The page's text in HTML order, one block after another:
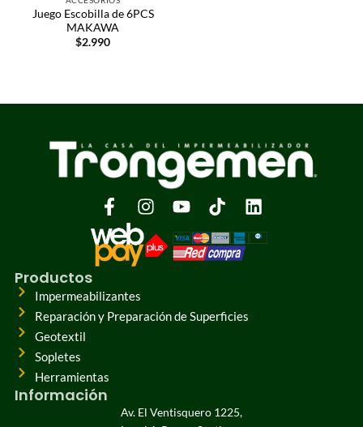
Juego Escobilla de 6PCS
MAKAWA
$2.990
Información
Av. El Ventisquero 1225,
Productos
Impermeabilizantes
Reparación y Preparación de Superficies
Geotextil
Sopletes
Herramientas